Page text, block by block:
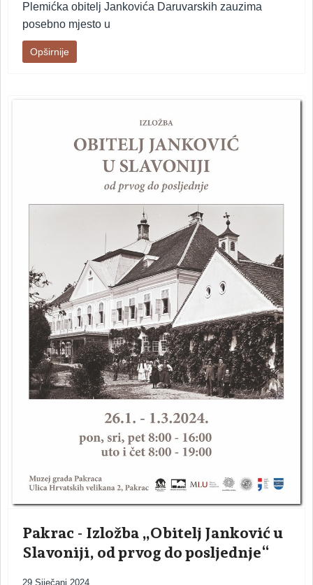
Plemićka obitelj Jankovića Daruvarskih zauzima
posebno mjesto u
Opširnije
Pakrac - Izložba „Obitelj Janković u
Slavoniji, od prvog do posljednje“
29 Siječanj 2024